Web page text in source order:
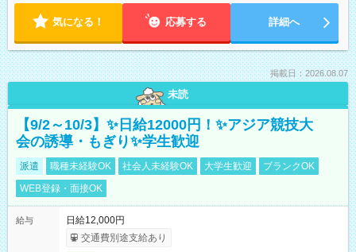
気になる！ 応募する 詳細へ
掲載日：2026.08.07
未読
【9/2～10/3】✨日給12000円！✨アジア競技大
会の誘導・もぎり✨学生歓迎
派遣 職種未経験OK 社会人未経験OK 大学生歓迎
ブランクOK
WEB登録・面接OK
給与
日給12,000円
交通費別途支給あり